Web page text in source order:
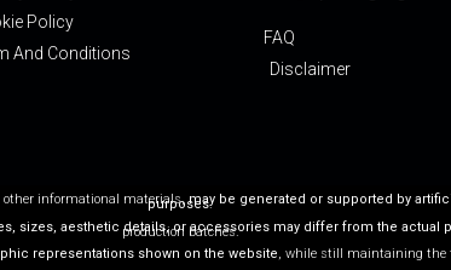
Policy
And Conditions
FAQ
Disclaimer
other informational materials,may be generated or supported by
purposes.
sizes, aesthetic details, or accessories may differ from the actual
production batches.
representations shown on the website, while still maintaining the